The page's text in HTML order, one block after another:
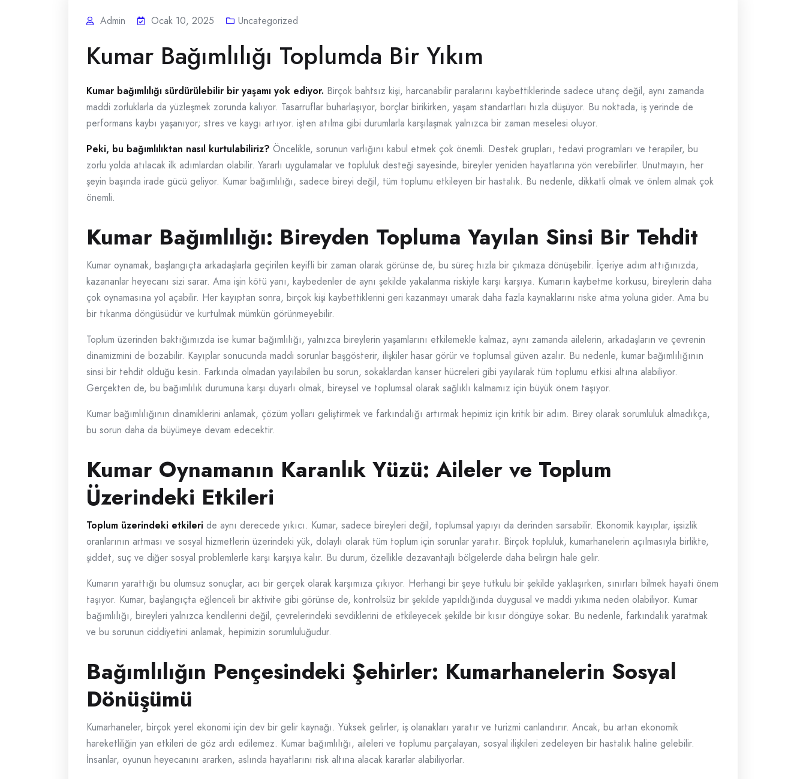
Admin Ocak 10, 2025 Uncategorized
Kumar Bağımlılığı Toplumda Bir Yıkım
Kumar bağımlılığı sürdürülebilir bir yaşamı yok ediyor. Birçok bahtsız kişi, harcanabilir paralarını kaybettiklerinde sadece utanç değil, aynı zamanda
maddi zorluklarla da yüzleşmek zorunda kalıyor. Tasarruflar buharlaşıyor, borçlar birikirken, yaşam standartları hızla düşüyor. Bu noktada, iş yerinde de
performans kaybı yaşanıyor; stres ve kaygı artıyor. işten atılma gibi durumlarla karşılaşmak yalnızca bir zaman meselesi oluyor.
Peki, bu bağımlılıktan nasıl kurtulabiliriz? Öncelikle, sorunun varlığını kabul etmek çok önemli. Destek grupları, tedavi programları ve terapiler, bu
zorlu yolda atılacak ilk adımlardan olabilir. Yararlı uygulamalar ve topluluk desteği sayesinde, bireyler yeniden hayatlarına yön verebilirler. Unutmayın, her
şeyin başında irade gücü geliyor. Kumar bağımlılığı, sadece bireyi değil, tüm toplumu etkileyen bir hastalık. Bu nedenle, dikkatli olmak ve önlem almak çok
önemli.
Kumar Bağımlılığı: Bireyden Topluma Yayılan Sinsi Bir Tehdit
Kumar oynamak, başlangıçta arkadaşlarla geçirilen keyifli bir zaman olarak görünse de, bu süreç hızla bir çıkmaza dönüşebilir. İçeriye adım attığınızda,
kazananlar heyecanı sizi sarar. Ama işin kötü yanı, kaybedenler de aynı şekilde yakalanma riskiyle karşı karşıya. Kumarın kaybetme korkusu, bireylerin daha
çok oynamasına yol açabilir. Her kayıptan sonra, birçok kişi kaybettiklerini geri kazanmayı umarak daha fazla kaynaklarını riske atma yoluna gider. Ama bu
bir tıkanma döngüsüdür ve kurtulmak mümkün görünmeyebilir.
Toplum üzerinden baktığımızda ise kumar bağımlılığı, yalnızca bireylerin yaşamlarını etkilemekle kalmaz, aynı zamanda ailelerin, arkadaşların ve çevrenin
dinamizmini de bozabilir. Kayıplar sonucunda maddi sorunlar başgösterir, ilişkiler hasar görür ve toplumsal güven azalır. Bu nedenle, kumar bağımlılığının
sinsi bir tehdit olduğu kesin. Farkında olmadan yayılabilen bu sorun, sokaklardan kanser hücreleri gibi yayılarak tüm toplumu etkisi altına alabiliyor.
Gerçekten de, bu bağımlılık durumuna karşı duyarlı olmak, bireysel ve toplumsal olarak sağlıklı kalmamız için büyük önem taşıyor.
Kumar bağımlılığının dinamiklerini anlamak, çözüm yolları geliştirmek ve farkındalığı artırmak hepimiz için kritik bir adım. Birey olarak sorumluluk almadıkça,
bu sorun daha da büyümeye devam edecektir.
Kumar Oynamanın Karanlık Yüzü: Aileler ve Toplum
Üzerindeki Etkileri
Toplum üzerindeki etkileri de aynı derecede yıkıcı. Kumar, sadece bireyleri değil, toplumsal yapıyı da derinden sarsabilir. Ekonomik kayıplar, işsizlik
oranlarının artması ve sosyal hizmetlerin üzerindeki yük, dolaylı olarak tüm toplum için sorunlar yaratır. Birçok topluluk, kumarhanelerin açılmasıyla birlikte,
şiddet, suç ve diğer sosyal problemlerle karşı karşıya kalır. Bu durum, özellikle dezavantajlı bölgelerde daha belirgin hale gelir.
Kumarın yarattığı bu olumsuz sonuçlar, acı bir gerçek olarak karşımıza çıkıyor. Herhangi bir şeye tutkulu bir şekilde yaklaşırken, sınırları bilmek hayati önem
taşıyor. Kumar, başlangıçta eğlenceli bir aktivite gibi görünse de, kontrolsüz bir şekilde yapıldığında duygusal ve maddi yıkıma neden olabiliyor. Kumar
bağımlılığı, bireyleri yalnızca kendilerini değil, çevrelerindeki sevdiklerini de etkileyecek şekilde bir kısır döngüye sokar. Bu nedenle, farkındalık yaratmak
ve bu sorunun ciddiyetini anlamak, hepimizin sorumluluğudur.
Bağımlılığın Pençesindeki Şehirler: Kumarhanelerin Sosyal
Dönüşümü
Kumarhaneler, birçok yerel ekonomi için dev bir gelir kaynağı. Yüksek gelirler, iş olanakları yaratır ve turizmi canlandırır. Ancak, bu artan ekonomik
hareketliliğin yan etkileri de göz ardı edilemez. Kumar bağımlılığı, aileleri ve toplumu parçalayan, sosyal ilişkileri zedeleyen bir hastalık haline gelebilir.
İnsanlar, oyunun heyecanını ararken, aslında hayatlarını risk altına alacak kararlar alabiliyorlar.